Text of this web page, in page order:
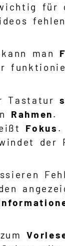
für
man
Tastatur
Rahmen.
Fokus .
der